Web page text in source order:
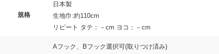
規格
日本製
生地巾:約110cm
リピート タテ：－cm ヨコ：－cm
Aフック、Bフック選択可(取りつけ済み)